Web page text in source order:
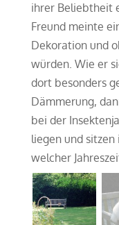
ihrer Beliebtheit
Freund meinte
Dekoration und
würden. Wie er
dort besonders
Dämmerung,
bei der
liegen und
welcher